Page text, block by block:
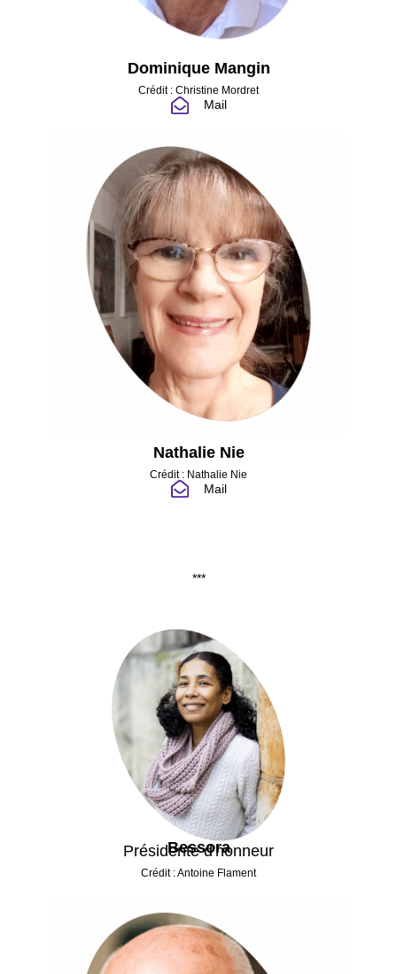
Dominique Mangin
Crédit : Christine Mordret
Mail
Nathalie Nie
Crédit : Nathalie Nie
Mail
***
Bessora
Présidente d'honneur
Crédit : Antoine Flament